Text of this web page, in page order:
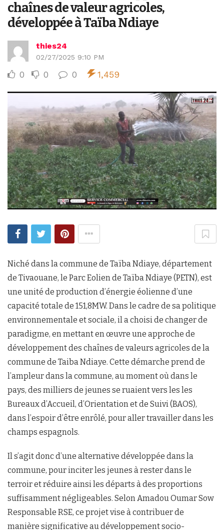
chaînes de valeur agricoles,
développée à Taïba Ndiaye
thies24
02/27/2025 9:10 PM
0 0 0 1,459
Niché dans la commune de Taïba Ndiaye, département
de Tivaouane, le Parc Eolien de Taïba Ndiaye (PETN), est
une unité de production d’énergie éolienne d’une
capacité totale de 151,8MW. Dans le cadre de sa politique
environnementale et sociale, il a choisi de changer de
paradigme, en mettant en œuvre une approche de
développement des chaînes de valeurs agricoles de la
commune de Taiba Ndiaye. Cette démarche prend de
l’ampleur dans la commune, au moment où dans le
pays, des milliers de jeunes se ruaient vers les les
Bureaux d’Accueil, d’Orientation et de Suivi (BAOS),
dans l’espoir d’être enrôlé, pour aller travailler dans les
champs espagnols.
Il s’agit donc d’une alternative développée dans la
commune, pour inciter les jeunes à rester dans le
terroir et réduire ainsi les départs à des proportions
suffisamment négligeables. Selon Amadou Oumar Sow
Responsable RSE, ce projet vise à contribuer de
manière significative au développement socio-